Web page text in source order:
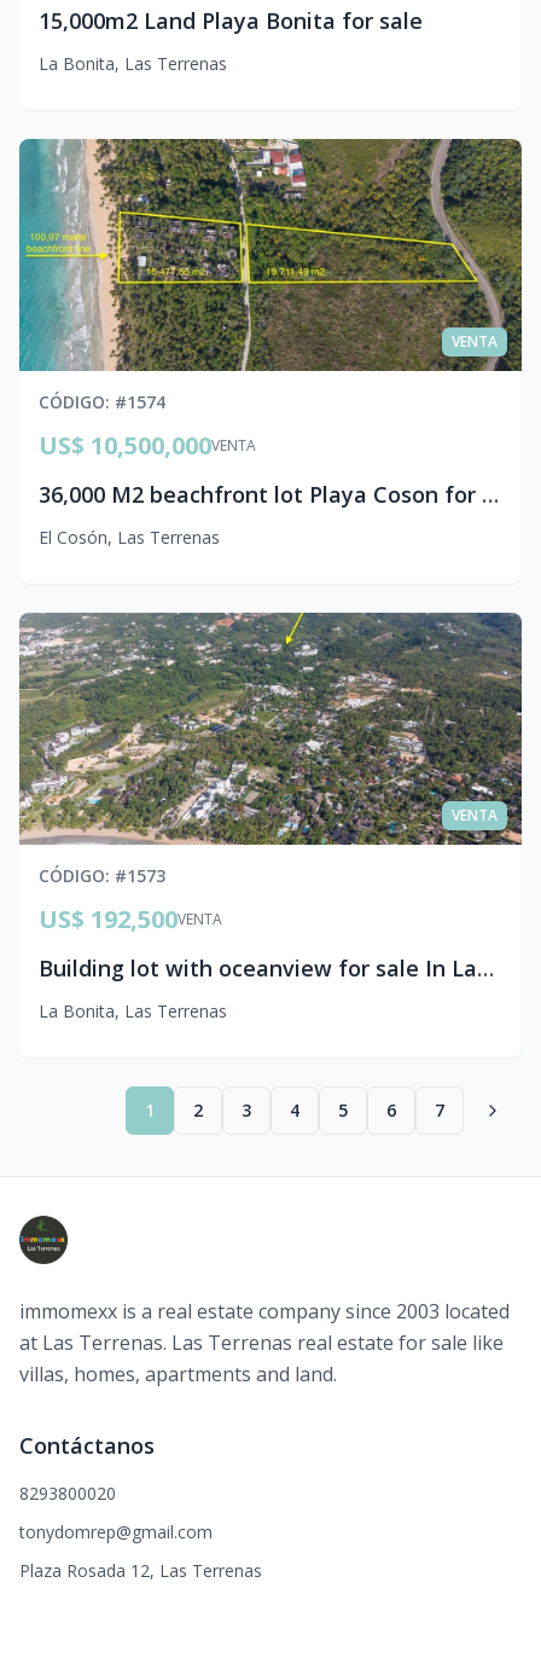
15,000m2 Land Playa Bonita for sale
La Bonita, Las Terrenas
VENTA
CÓDIGO: #1574
VENTA
US$ 10,500,000
36,000 M2 beachfront lot Playa Coson for sale
El Cosón, Las Terrenas
VENTA
CÓDIGO: #1573
VENTA
US$ 192,500
Building lot with oceanview for sale In Las Terrenas
La Bonita, Las Terrenas
1 2 3 4 5 6 7
immomexx is a real estate company since 2003 located
at Las Terrenas. Las Terrenas real estate for sale like
villas, homes, apartments and land.
Contáctanos
8293800020
tonydomrep@gmail.com
Plaza Rosada 12, Las Terrenas